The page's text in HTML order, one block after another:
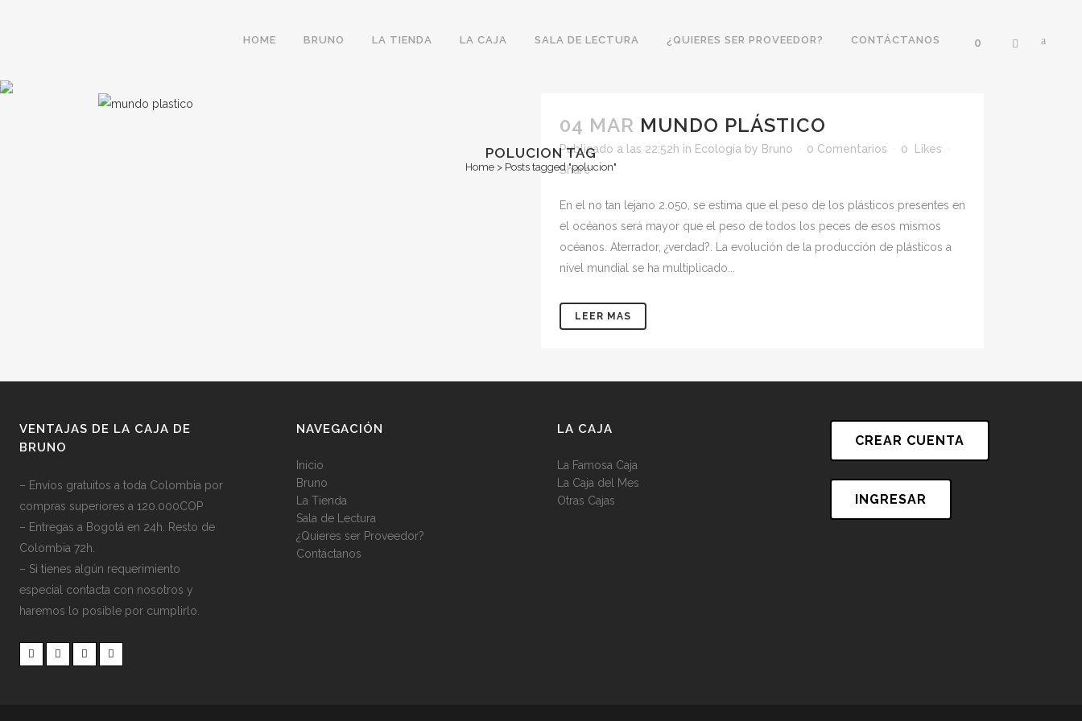
0
HOME BRUNO LA TIENDA LA CAJA SALA DE LECTURA ¿QUIERES SER PROVEEDOR? CONTÁCTANOS
POLUCION TAG
Home > Posts tagged "polucion"
04 MAR MUNDO PLÁSTICO
Publicado a las 22:52h in Ecología by Bruno 0 Comentarios 0
Likes
Share
En el no tan lejano 2.050, se estima que el peso de los plásticos presentes en
el océanos será mayor que el peso de todos los peces de esos mismos
océanos. Aterrador, ¿verdad?. La evolución de la producción de plásticos a
nivel mundial se ha multiplicado...
LEER MAS
VENTAJAS DE LA CAJA DE
BRUNO
– Envíos gratuitos a toda Colombia por
compras superiores a 120.000COP
– Entregas a Bogotá en 24h. Resto de
Colombia 72h.
– Si tienes algún requerimiento
especial contacta con nosotros y
haremos lo posible por cumplirlo.
NAVEGACIÓN
Inicio
Bruno
La Tienda
Sala de Lectura
¿Quieres ser Proveedor?
Contáctanos
LA CAJA
La Famosa Caja
La Caja del Mes
Otras Cajas
CREAR CUENTA
INGRESAR